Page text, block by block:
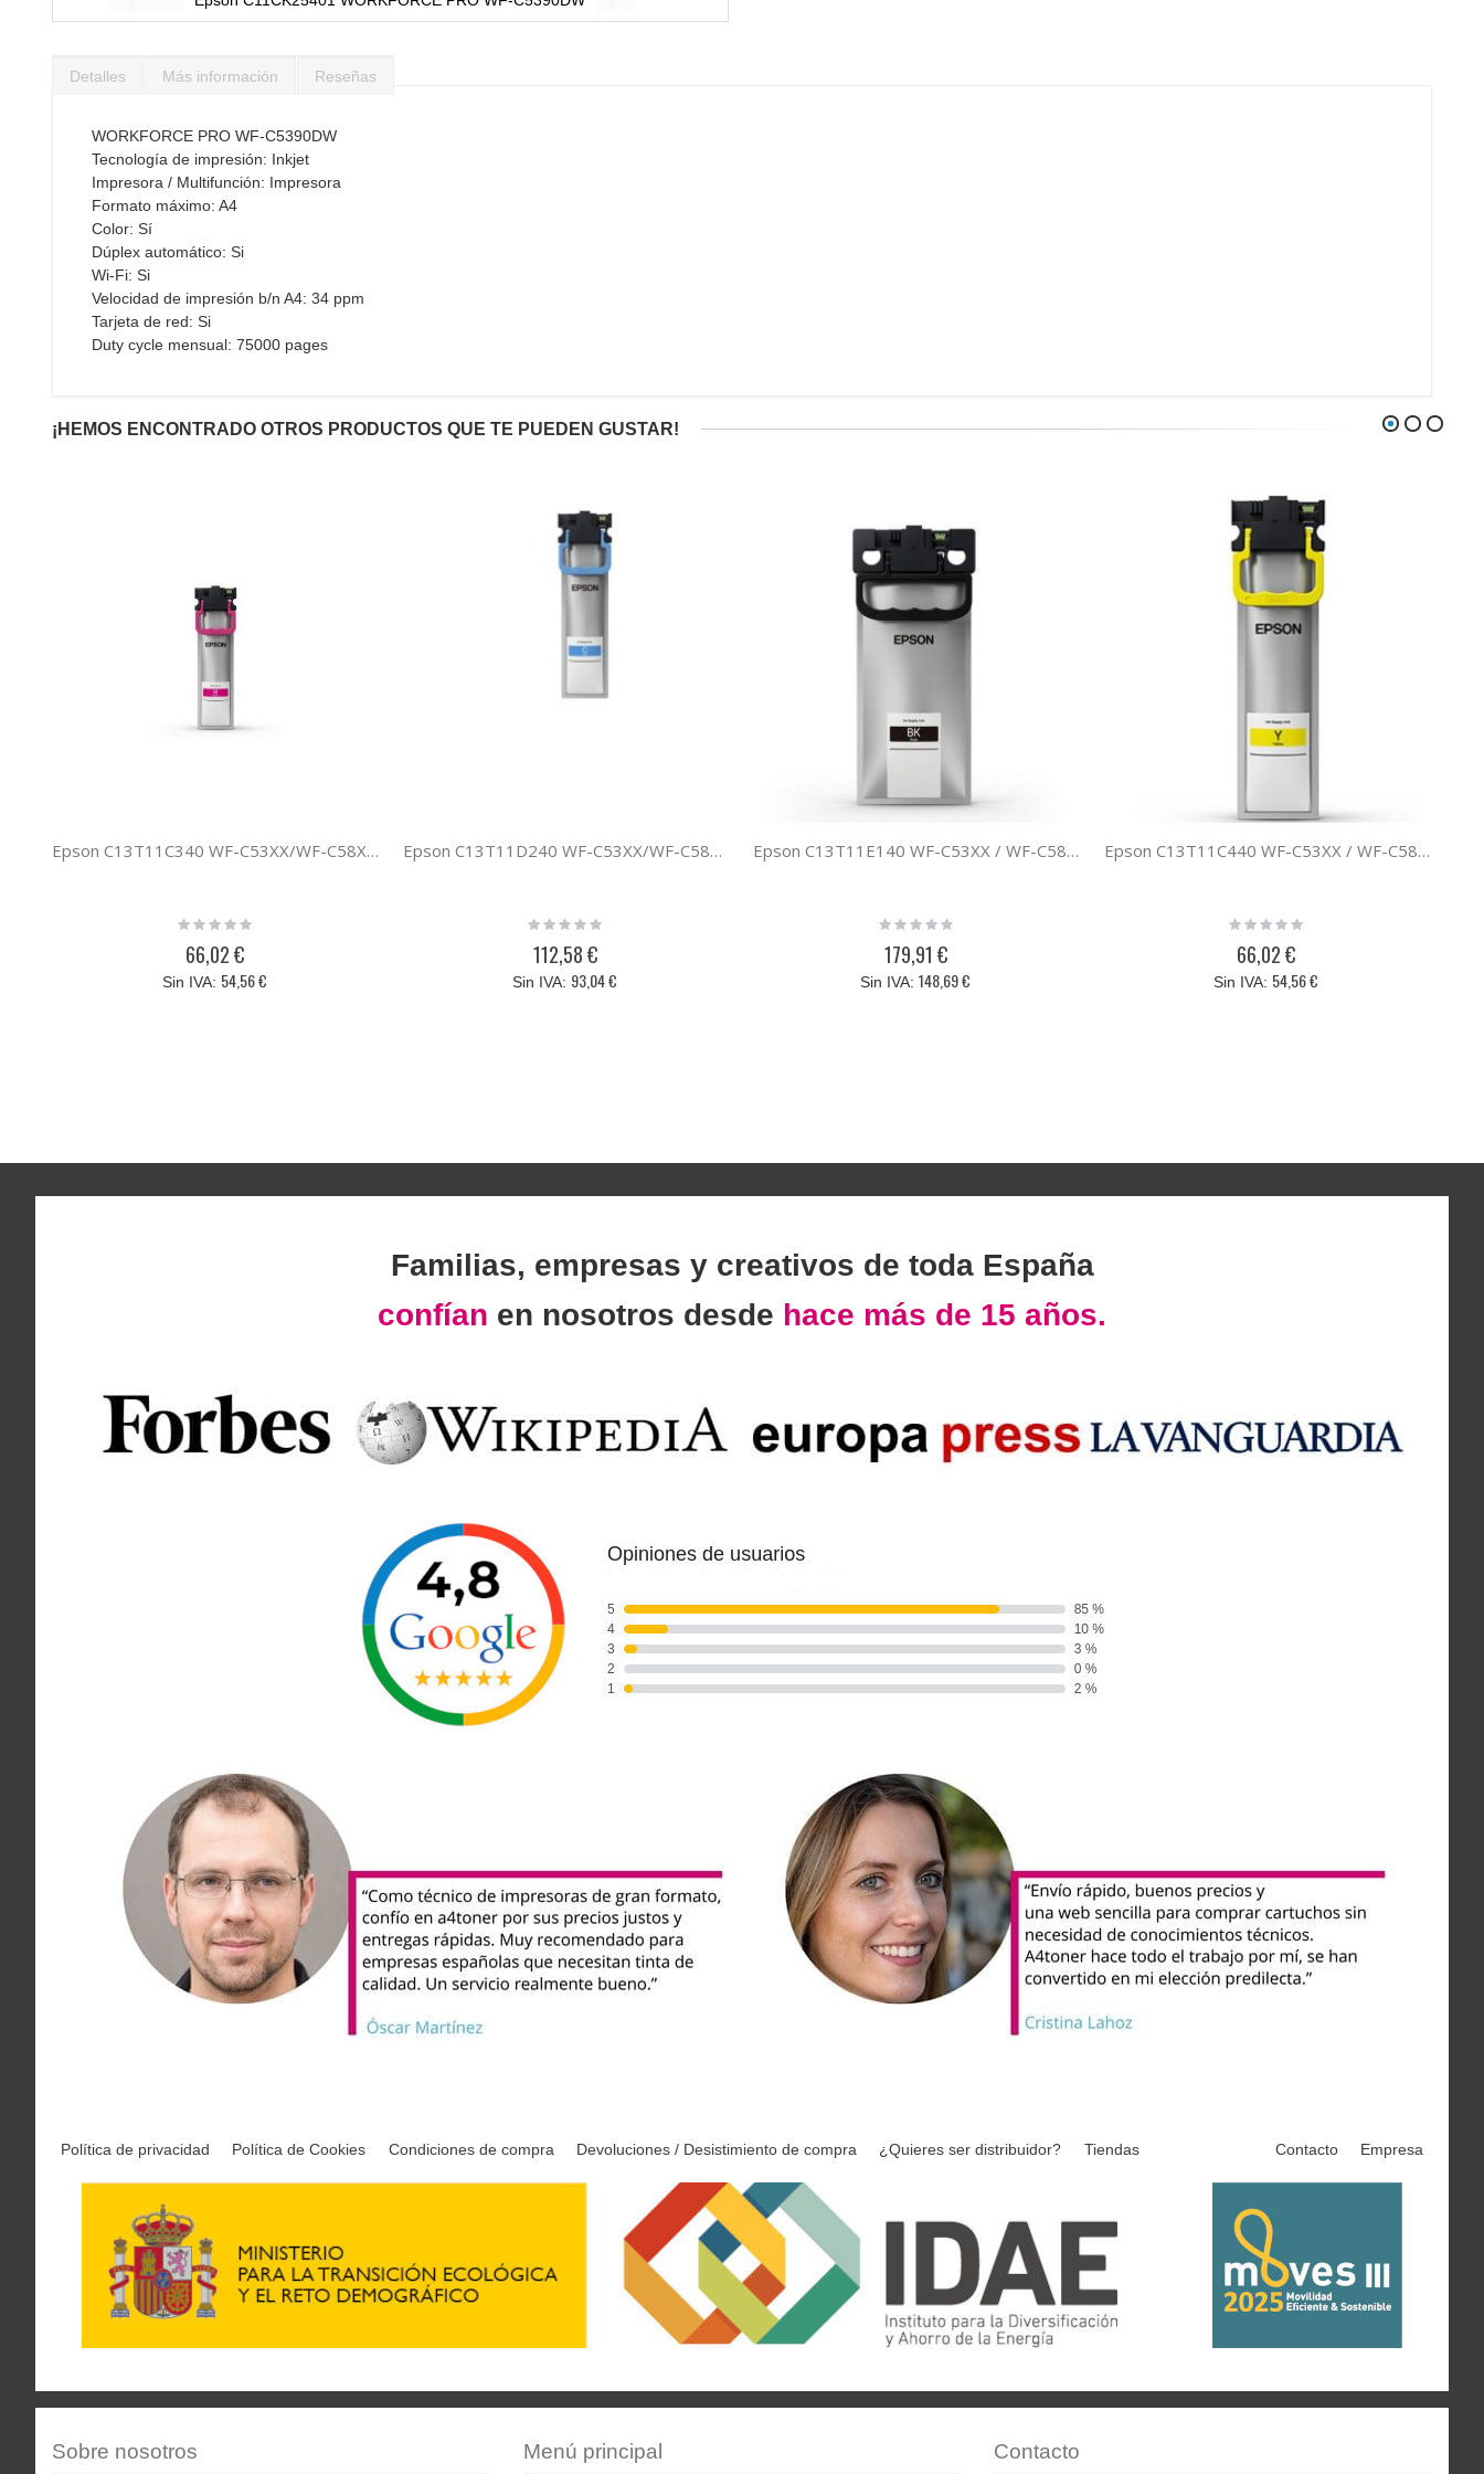
comienzo
galería
imágenes
Detalles
WORKFORCE PRO WF-C5390DW
Tecnología de impresión: Inkjet
Impresora / Multifunción: Impresora
Formato máximo: A4
Color: Sí
Dúplex automático: Si
Wi-Fi: Si
Velocidad de impresión b/n A4: 34 ppm
Tarjeta de red: Si
Duty cycle mensual: 75000 pages
Más información Reseñas
¡HEMOS ENCONTRADO OTROS PRODUCTOS QUE TE PUEDEN GUSTAR!
Epson C13T11C340 WF-C53XX/WF-C58XX SERIES L MAGENTA
Rating:
66,02 €
54,56 €
Epson C13T11D240 WF-C53XX/WF-C58XX XL CYAN
Rating:
112,58 €
93,04 €
Epson C13T11E140 WF-C53XX / WF-C58XX XXL BLACK
Rating:
179,91 €
148,69 €
Epson C13T11C440 WF-C53XX / WF-C58XX SERIES L YELLOW
Rating:
66,02 €
54,56 €
Familias, empresas y creativos de toda España
confían en nosotros desde hace más de 15 años.
Política de privacidad Política de Cookies Condiciones de compra Devoluciones / Desistimiento de compra ¿Quieres ser distribuidor? Tiendas Contacto Empresa
Sobre nosotros Menú principal Contacto